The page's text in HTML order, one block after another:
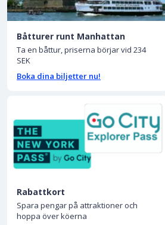
Båtturer runt Manhattan
Ta en båttur, priserna börjar vid 234
SEK
Boka dina biljetter nu!
Rabattkort
Spara pengar på attraktioner och
hoppa över köerna